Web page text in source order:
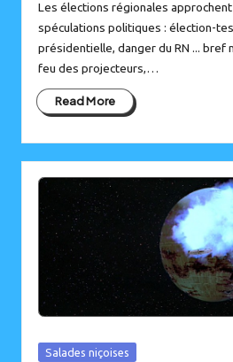
Les élections régionales
spéculations politiques : élection-
présidentielle, danger du RN ... bref
feu des projecteurs,…
Read More
Posted
Salades niçoises